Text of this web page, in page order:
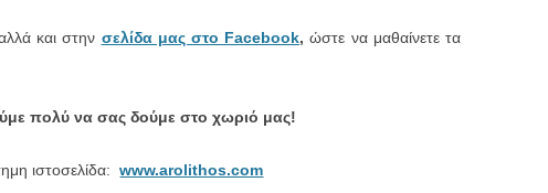
και στην σελίδα μας στο Facebook,ώστε να μαθαίνετε τα
πολύ να σας δούμε στο χωριό μας!
ιστοσελίδα:www.arolithos.com